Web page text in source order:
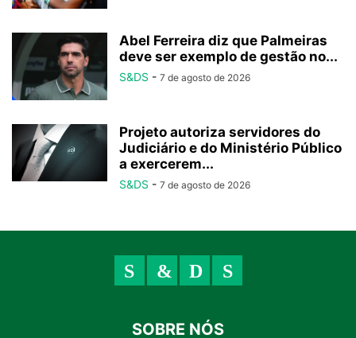
Abel Ferreira diz que Palmeiras
deve ser exemplo de gestão no...
S&DS - 7 de agosto de 2026
Projeto autoriza servidores do
Judiciário e do Ministério Público
a exercerem...
S&DS - 7 de agosto de 2026
SOBRE NÓS